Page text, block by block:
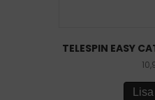
TELESPIN EASY